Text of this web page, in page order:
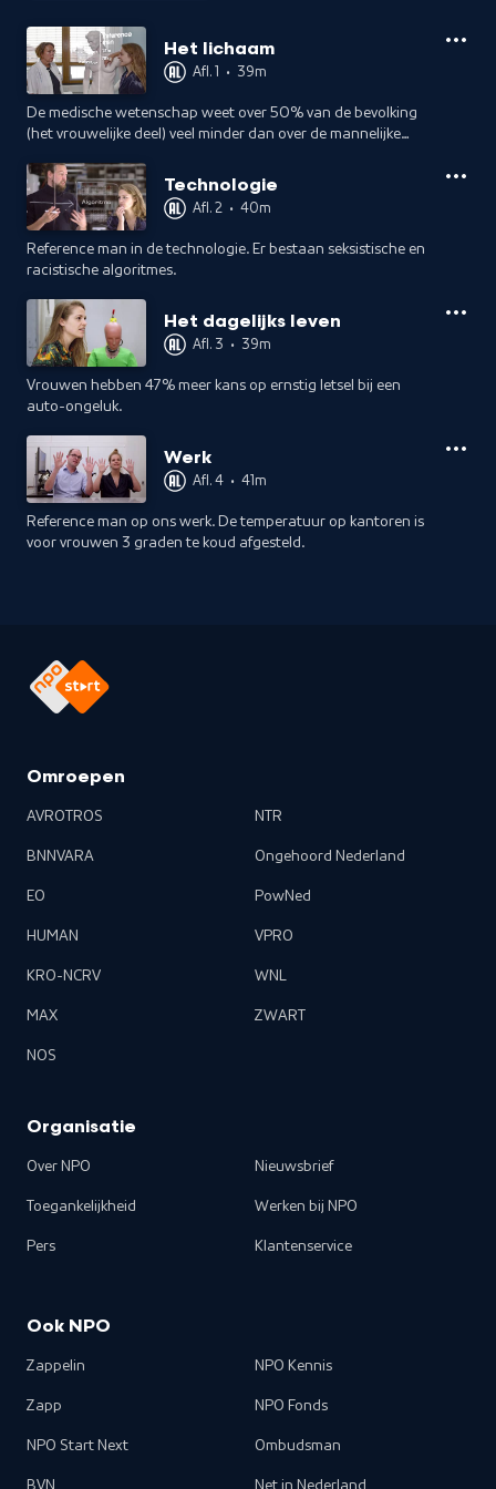
Het lichaam
Afl. 1 • 39m
De medische wetenschap weet over 50% van de bevolking
(het vrouwelijke deel) veel minder dan over de mannelijke
Technologie
Afl. 2 • 40m
Reference man in de technologie. Er bestaan seksistische en
racistische algoritmes.
Het dagelijks leven
Afl. 3 • 39m
Vrouwen hebben 47% meer kans op ernstig letsel bij een
auto-ongeluk.
Werk
Afl. 4 • 41m
Reference man op ons werk. De temperatuur op kantoren is
voor vrouwen 3 graden te koud afgesteld.
Omroepen
AVROTROS
BNNVARA
EO
HUMAN
KRO-NCRV
MAX
NOS
NTR
Ongehoord Nederland
PowNed
VPRO
WNL
ZWART
Organisatie
Over NPO
Toegankelijkheid
Pers
Nieuwsbrief
Werken bij NPO
Klantenservice
Ook NPO
Zappelin
Zapp
NPO Start Next
BVN
NPO Kennis
NPO Fonds
Ombudsman
Net in Nederland